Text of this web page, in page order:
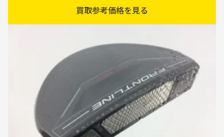
買取参考価格を見る